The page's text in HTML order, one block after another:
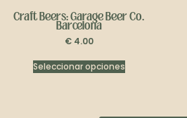
Craft Beers: Garage Beer Co.
Barcelona
€4.00
Seleccionar opciones